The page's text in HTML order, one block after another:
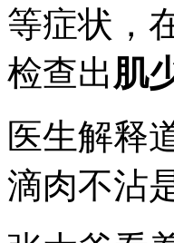
等症状，
检查出 肌
医生解释
滴肉不沾